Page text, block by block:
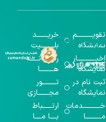
تقویــــــــــم
نمایشگاه
اخبــــــــــــار
نمایشگاه
ثبت نام در
نمایشگاه
خـــــــــــدمات
مــــــــــا
خریـــــــد
بلـــــــــیت
رســـــانــــــه
هـــــــــا
تـــــــــور
مجـــــــازی
ارتــــــباط
بــــا مــــا
گواهینامه‌های
اخذ شده